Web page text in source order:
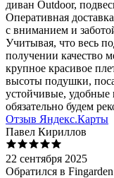
диван Outdoor,
Оперативная
с вниманием и
Учитывая, что весь
получении качество
крупное красивое
высоты подушки,
устойчивые,
обязательно будем
Отзыв Яндекс.Карты
Павел Кириллов
22 сентября 2025
Обратился в